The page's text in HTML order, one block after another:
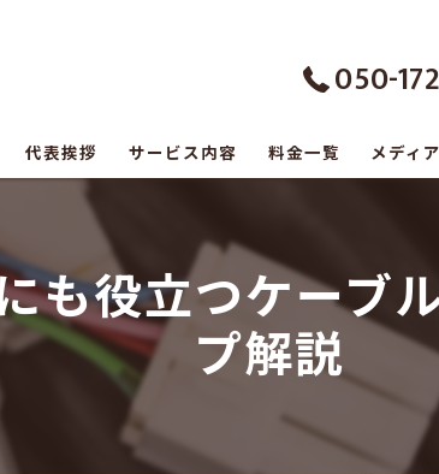
050-
コミ情報
判
客様の声
代表挨拶 サービス内容 料金一覧 メディア
も役立つケーブ
プ解説